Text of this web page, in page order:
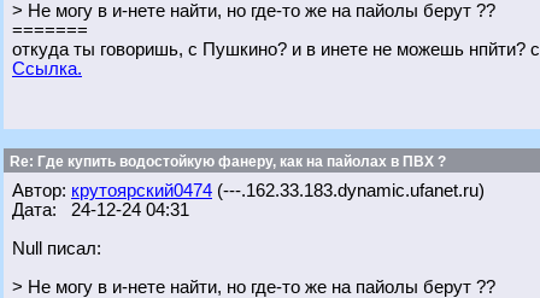
> Не могу в и-нете найти, но где-то же на пайолы берут ??
=======
откуда ты говоришь, с Пушкино? и в инете не можешь нпйти?
Ссылка.
Re: Где купить водостойкую фанеру, как на пайолах в ПВХ ?
Автор: крутоярский0474 (---.162.33.183.dynamic.ufanet.ru)
Дата: 24-12-24 04:31
Null писал:
> Не могу в и-нете найти, но где-то же на пайолы берут ??